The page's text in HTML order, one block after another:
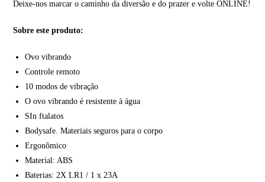
Deixe-nos marcar o caminho da diversão e do prazer e volte ONLINE!
Sobre este produto:
Ovo vibrando
Controle remoto
10 modos de vibração
O ovo vibrando é resistente à água
SIn ftalatos
Bodysafe. Materiais seguros para o corpo
Ergonômico
Material: ABS
Baterias: 2X LR1 / 1 x 23A